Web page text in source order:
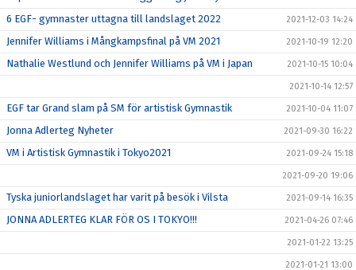
6 EGF- gymnaster uttagna till landslaget 2022 2021-12-03 14:24
Jennifer Williams i Mångkampsfinal på VM 2021 2021-10-19 12:20
Nathalie Westlund och Jennifer Williams på VM i Japan 2021-10-15 10:04
2021-10-14 12:57
EGF tar Grand slam på SM för artistisk Gymnastik 2021-10-04 11:07
Jonna Adlerteg Nyheter 2021-09-30 16:22
VM i Artistisk Gymnastik i Tokyo2021 2021-09-24 15:18
2021-09-20 19:06
Tyska juniorlandslaget har varit på besök i Vilsta 2021-09-14 16:35
JONNA ADLERTEG KLAR FÖR OS I TOKYO!!! 2021-04-26 07:46
2021-01-22 13:25
2021-01-21 13:00